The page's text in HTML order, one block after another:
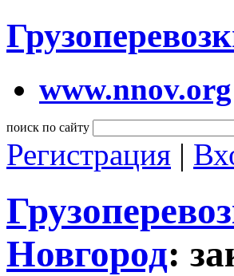
www.nnov.org
поиск по сайту
Регистрация |
Новгород: